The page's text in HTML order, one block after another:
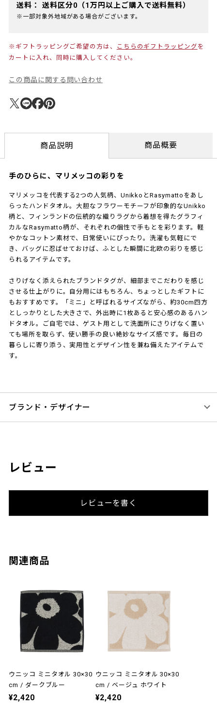
送料： 送料区分0（1万円以上ご購入で送料無料）
※一部対象外地域がある場合がございます。
※ギフトラッピングご希望の方は、 こちらのギフトラッピング を
カートに入れ、同時に購入してください。
この商品に関する問い合わせ
商品説明 商品概要
手のひらに、マリメッコの彩りを
マリメッコを代表する2つの人気柄、UnikkoとRasymattoをあし
らったハンドタオル。大胆なフラワーモチーフが印象的なUnikko
柄と、フィンランドの伝統的な織りラグから着想を得たグラフィ
カルなRasymatto柄が、それぞれの個性で手もとを彩ります。軽
やかなコットン素材で、日常使いにぴったり。洗濯も気軽にで
き、バッグに忍ばせておけば、ふとした瞬間に北欧の彩りを感じ
られるアイテムです。
さりげなく添えられたブランドタグが、細部までこだわりを感じ
させる仕上がりに。自分用にはもちろん、ちょっとしたギフトに
もおすすめです。「ミニ」と呼ばれるサイズながら、約30cm四方
としっかりとした大きさで、外出時に1枚あると安心感のあるハン
ドタオル。ご自宅では、ゲスト用として洗面所にさりげなく置い
ても場所を取らず、使い勝手の良い絶妙なサイズ感です。毎日の
暮らしに寄り添う、実用性とデザイン性を兼ね備えたアイテムで
す。
ブランド・デザイナー
レビュー
レビューを書く
関連商品
ウニッコ ミニタオル 30×30
cm / ダークブルー
¥2,420
ウニッコ ミニタオル 30×30
cm / ベージュ ホワイト
¥2,420